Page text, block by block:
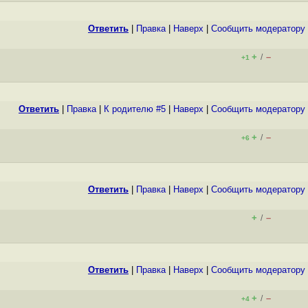
Ответить Правка| Наверх Cообщить модератору
+1 + / –
Ответить Правка| К родителю #5 Наверх Cообщить модератору
+6 + / –
Ответить Правка| Наверх Cообщить модератору
+ / –
Ответить Правка| Наверх Cообщить модератору
+4 + / –